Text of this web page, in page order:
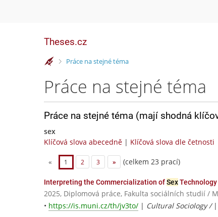
Theses.cz
>Práce na stejné téma
Práce na stejné téma
Práce na stejné téma (mají shodná
sex
Klíčová slova abecedně | Klíčová slova dle četnosti
« 1 2 3 » (celkem 23 prací)
Interpreting the Commercialization ofSex
2025, Diplomová práce, Fakulta sociálních studií /
• https://is.muni.cz/th/jv3to/ | Cultural Sociology / |